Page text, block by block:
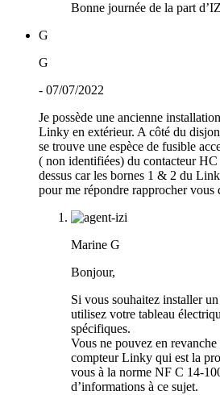
Bonne journée de la part
G
G
- 07/07/2022
Je possède une ancienne
Linky en extérieur. A côté du
se trouve une espèce de fusible
( non identifiées) du contacteur
dessus car les bornes 1 & 2 du
pour me répondre rapprocher vous
Marine G
Bonjour,
Si vous souhaitez installer
utilisez votre tableau
spécifiques.
Vous ne pouvez en
compteur Linky qui est la
vous à la norme NF C 14-
d’informations à ce sujet.